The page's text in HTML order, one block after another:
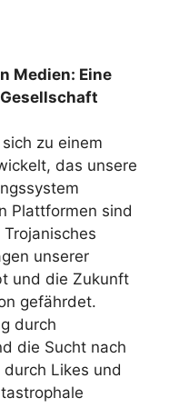
Medien: Eine
zu einem
das unsere
Plattformen sind
unserer
und die Zukunft
gefährdet.
durch
die Sucht nach
Likes und